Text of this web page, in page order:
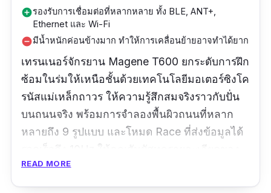
add_circleรองรับการเชื่อมต่อที่หลากหลาย ทั้ง BLE, ANT+,
Ethernet และ Wi-Fi
remove_circleมีน้ำหนักค่อนข้างมาก ทำให้การเคลื่อนย้ายอาจทำได้ยาก
เทรนเนอร์จักรยาน Magene T600 ยกระดับการฝึก
ซ้อมในร่มให้เหนือชั้นด้วยเทคโนโลยีมอเตอร์ซิงโค
รนัสแม่เหล็กถาวร ให้ความรู้สึกสมจริงราวกับปั่น
บนถนนจริง พร้อมการจำลองพื้นผิวถนนที่หลาก
หลายถึง 9 รูปแบบ และโหมด Race ที่ส่งข้อมูลได้
รวดเร็วถึง 10Hz ให้คุณสัมผัสทุกรายละเอียดของ
การปั่นได้อย่างแม่นยำ นอกจากนี้ยังมาพร้อมการ
เชื่อมต่อที่หลากหลายทั้ง BLE, ANT+, Ethernet
READ MORE